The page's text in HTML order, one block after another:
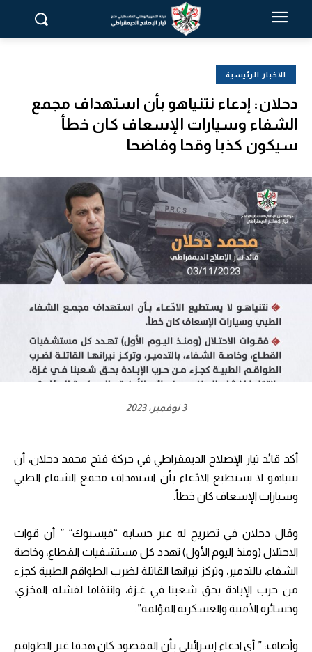
الاخبار الرئيسية
دحلان: إدعاء نتنياهو بأن استهداف مجمع
الشفاء وسيارات الإسعاف كان خطأ
سيكون كذبا وقحا وفاضحا
3 نوفمبر، 2023
أكد قائد تيار الإصلاح الديمقراطي في حركة فتح محمد دحلان، أن
نتنياهو لا يستطيع الادّعاء بأن استهداف مجمع الشفاء الطبي
وسيارات الإسعاف كان خطأ.
وقال دحلان في تصريح له عبر حسابه “فيسبوك” ” أن قوات
الاحتلال (ومنذ اليوم الأول) تهدد كل مستشفيات القطاع، وخاصة
الشفاء، بالتدمير، وتركز نيرانها القاتلة لضرب الطواقم الطبية كجزء
من حرب الإبادة بحق شعبنا في غـزة، وانتقاما لفشله المخزي،
وخسائره الأمنية والعسكرية المؤلمة”.
وأضاف: ” أي ادعاء إسرائيلي بأن المقصود كان هدفا غير الطواقم